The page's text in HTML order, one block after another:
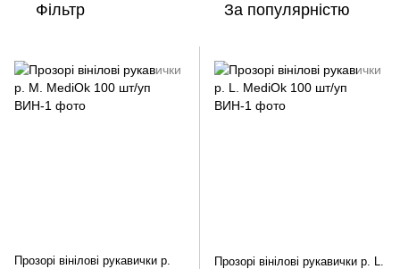
Фільтр За популярністю
Прозорі вінілові рукавички р.
Прозорі вінілові рукавички р. L.